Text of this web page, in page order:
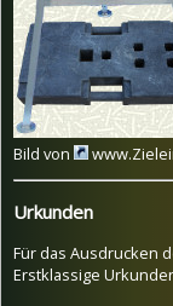
Bild von
Urkunden
Für das Ausdrucken
Erstklassige